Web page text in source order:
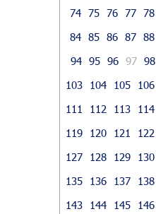
74 75 76 77 78
84 85 86 87 88
94 95 96 97 98
103
104 105 106
111
112 113 114
119
120 121 122
127
128 129 130
135
136 137 138
143
144 145 146